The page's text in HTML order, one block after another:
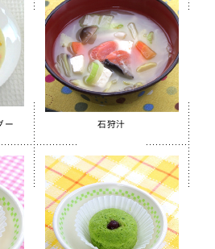
ー 石狩汁